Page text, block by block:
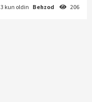
3 kun oldin Behzod 206